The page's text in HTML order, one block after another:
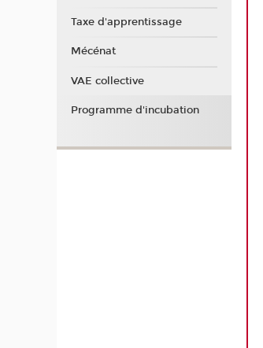
Taxe d'apprentissage
Mécénat
VAE collective
Programme d'incubation